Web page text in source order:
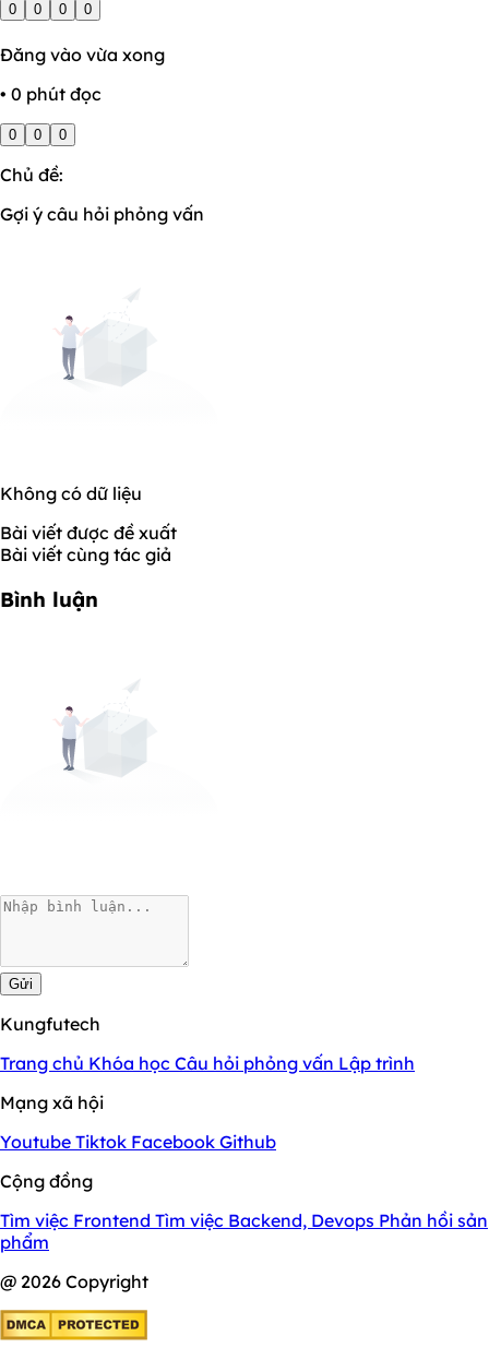
0
0 0 0
Đăng vào vừa xong
• 0 phút đọc
0 0 0
Chủ đề:
Gợi ý câu hỏi phỏng vấn
Không có dữ liệu
Bài viết được đề xuất
Bài viết cùng tác giả
Bình luận
Gửi
Kungfutech
Trang chủ Khóa học Câu hỏi phỏng vấn Lập trình
Mạng xã hội
Youtube Tiktok Facebook Github
Cộng đồng
Tìm việc Frontend Tìm việc Backend, Devops Phản hồi sản
phẩm
@ 2026 Copyright